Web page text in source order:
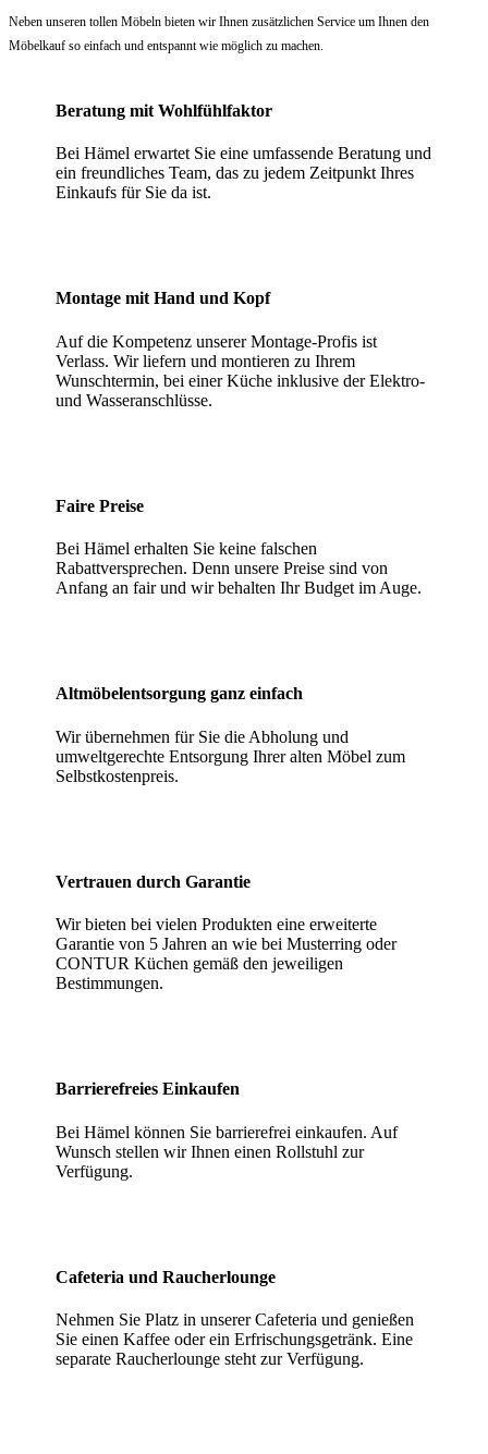
Neben unseren tollen Möbeln bieten wir Ihnen zusätzlichen Service um Ihnen den
Möbelkauf so einfach und entspannt wie möglich zu machen.
Beratung mit Wohlfühlfaktor
Bei Hämel erwartet Sie eine umfassende Beratung und
ein freundliches Team, das zu jedem Zeitpunkt Ihres
Einkaufs für Sie da ist.
Montage mit Hand und Kopf
Auf die Kompetenz unserer Montage-Profis ist
Verlass. Wir liefern und montieren zu Ihrem
Wunschtermin, bei einer Küche inklusive der Elektro-
und Wasseranschlüsse.
Faire Preise
Bei Hämel erhalten Sie keine falschen
Rabattversprechen. Denn unsere Preise sind von
Anfang an fair und wir behalten Ihr Budget im Auge.
Altmöbelentsorgung ganz einfach
Wir übernehmen für Sie die Abholung und
umweltgerechte Entsorgung Ihrer alten Möbel zum
Selbstkostenpreis.
Vertrauen durch Garantie
Wir bieten bei vielen Produkten eine erweiterte
Garantie von 5 Jahren an wie bei Musterring oder
CONTUR Küchen gemäß den jeweiligen
Bestimmungen.
Barrierefreies Einkaufen
Bei Hämel können Sie barrierefrei einkaufen. Auf
Wunsch stellen wir Ihnen einen Rollstuhl zur
Verfügung.
Cafeteria und Raucherlounge
Nehmen Sie Platz in unserer Cafeteria und genießen
Sie einen Kaffee oder ein Erfrischungsgetränk. Eine
separate Raucherlounge steht zur Verfügung.